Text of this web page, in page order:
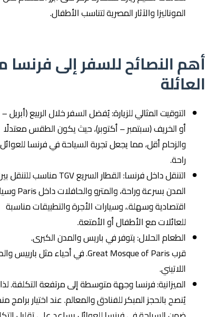
الموناليزا والآثار المصرية لتناسب الأطفال.
النصائح للسفر إلى فرنسا مع
التوقيت المثالي للزيارة: يُفضل السفر خلال الربيع (أبريل – مايو)
أو الخريف (سبتمبر – أكتوبر)، حيث يكون الطقس معتدلًا
والزحام أقل، مما يجعل تجربة السياحة في فرنسا للعوائل أكثر
التنقل داخل فرنسا: القطار السريع TGV مناسب للتنقل بين
المدن بسرعة وراحة، والمترو والحافلات داخل Paris وسيلة
اقتصادية وسهلة.، وسيارات الأجرة والتطبيقات مناسبة
للعائلات مع الأطفال أو الأمتعة.
الطعام الحلال: يتوفر في باريس والمدن الكبرى.
قرب Great Mosque of Paris. في أحياء مثل باربيس والحي
اللاتيني.
الميزانية: فرنسا وجهة متوسطة إلى مرتفعة التكلفة. لذا
يُنصح بالحجز المبكر للفنادق والمعالم. عند اختيار برامج منظمة